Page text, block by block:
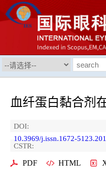
血纤蛋白黏合剂
DOI:
10.3969/j.issn.1672-
CSTR:
PDF HTML